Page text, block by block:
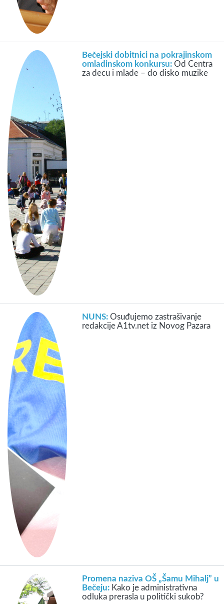
Bečejski dobitnici na pokrajinskom
omladinskom konkursu:Od Centra
za decu i mlade – do disko muzike
NUNS:Osuđujemo zastrašivanje
redakcije A1tv.net iz Novog Pazara
Promena naziva OŠ „Šamu Mihalj” u
Bečeju: Kako je administrativna
odluka prerasla u politički sukob?